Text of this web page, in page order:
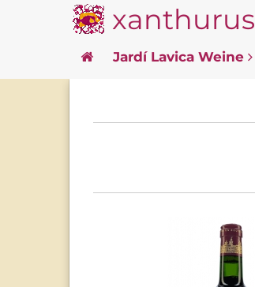
xanthurus
Jardí Lavica Weine